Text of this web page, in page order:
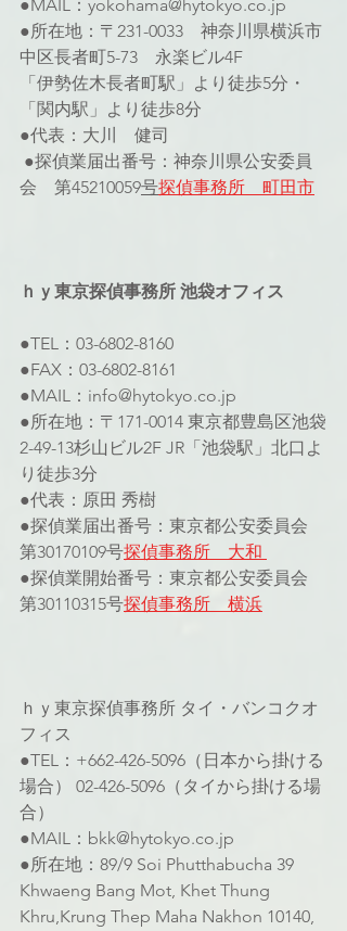
●MAIL：yokohama@hytokyo.co.jp
●所在地：〒231-0033　神奈川県横浜市
中区長者町5-73　永楽ビル4F
「伊勢佐木長者町駅」より徒歩5分・
「関内駅」より徒歩8分
●代表：大川　健司
会　第45210059号探偵事務所　町田市
ｈｙ東京探偵事務所 池袋オフィス
●TEL：03-6802-8160
●FAX：03-6802-8161
●MAIL：info@hytokyo.co.jp
●所在地：〒171-0014 東京都豊島区池袋
2-49-13杉山ビル2F JR「池袋駅」北口よ
り徒歩3分
●代表：原田 秀樹
●探偵業届出番号：東京都公安委員会
第30170109号探偵事務所　大和
●探偵業開始番号：東京都公安委員会
第30110315号探偵事務所　横浜
ｈｙ東京探偵事務所 タイ・バンコクオ
フィス
●TEL：+662-426-5096（日本から掛ける
場合） 02-426-5096（タイから掛ける場
合）
●MAIL：bkk@hytokyo.co.jp
●所在地：89/9 Soi Phutthabucha 39
Khwaeng Bang Mot, Khet Thung
Khru,Krung Thep Maha Nakhon 10140,